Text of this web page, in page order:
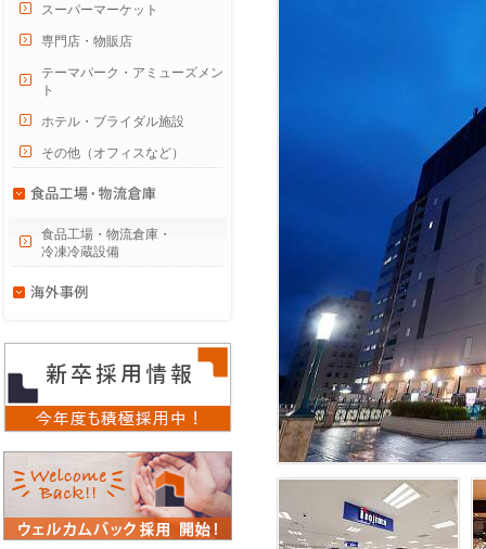
スーパーマーケット
専門店・物販店
テーマパーク・アミューズメン
ト
ホテル・ブライダル施設
その他（オフィスなど）
食品工場・物流倉庫・
冷凍冷蔵設備